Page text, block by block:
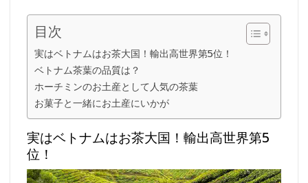
目次
実はベトナムはお茶大国！輸出高世界第5位！
ベトナム茶葉の品質は？
ホーチミンのお土産として人気の茶葉
お菓子と一緒にお土産にいかが
実はベトナムはお茶大国！輸出高世界第5
位！